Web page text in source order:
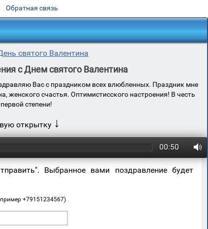
Обратная связь
святого Валентина
с Днем святого Валентина
Вас с праздником всех влюбленных. Праздник мне
счастья. Оптимистисского настроения! В честь
степени!
открытку ↓
00:50
Выбранное вами поздравление будет
+79151234567)